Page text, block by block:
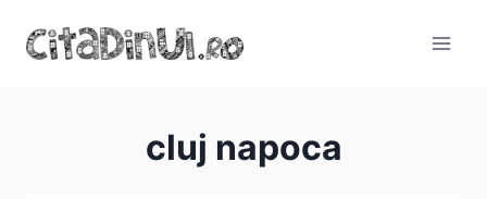
cluj napoca